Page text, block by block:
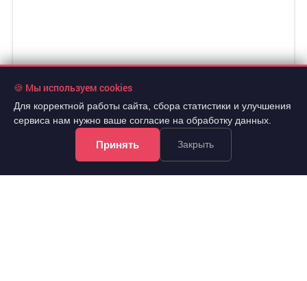
🍪 Мы используем cookies
Для корректной работы сайта, сбора статистики и улучшения
сервиса нам нужно ваше согласие на обработку данных.
Принять Закрыть